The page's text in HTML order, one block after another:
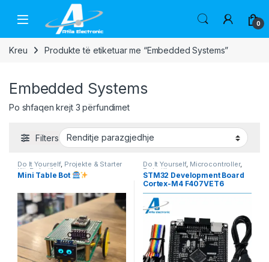
Skip to navigation
Open 0
Kreu Produkte të etiketuar me “Embedded Systems”
Embedded Systems
Po shfaqen krejt 3 përfundimet
Filters
Do It Yourself, Projekte & Starter
Kit, Robotika
Mini Table Bot
Do It Yourself, Microcontroller,
Robotika
STM32 Development Board
Cortex-M4 F407VET6